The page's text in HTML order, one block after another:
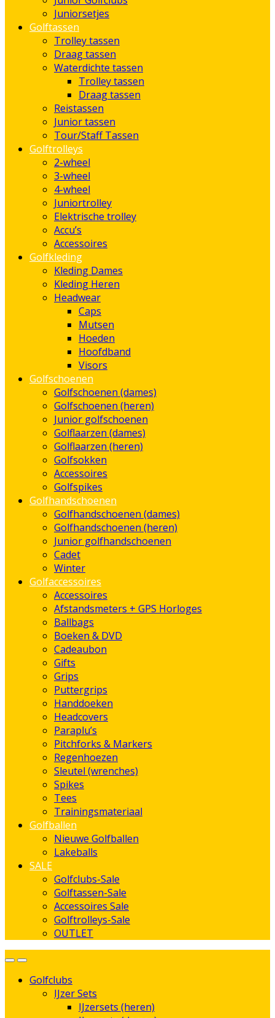
Juniorsetjes
Golftassen
Trolley tassen
Draag tassen
Waterdichte tassen
Trolley tassen
Draag tassen
Reistassen
Junior tassen
Tour/Staff Tassen
Golftrolleys
2-wheel
3-wheel
4-wheel
Juniortrolley
Elektrische trolley
Accu’s
Accessoires
Golfkleding
Kleding Dames
Kleding Heren
Headwear
Caps
Mutsen
Hoeden
Hoofdband
Visors
Golfschoenen
Golfschoenen (dames)
Golfschoenen (heren)
Junior golfschoenen
Golflaarzen (dames)
Golflaarzen (heren)
Golfsokken
Accessoires
Golfspikes
Golfhandschoenen
Golfhandschoenen (dames)
Golfhandschoenen (heren)
Junior golfhandschoenen
Cadet
Winter
Golfaccessoires
Accessoires
Afstandsmeters + GPS Horloges
Ballbags
Boeken & DVD
Cadeaubon
Gifts
Grips
Puttergrips
Handdoeken
Headcovers
Paraplu’s
Pitchforks & Markers
Regenhoezen
Sleutel (wrenches)
Spikes
Tees
Trainingsmateriaal
Golfballen
Nieuwe Golfballen
Lakeballs
SALE
Golfclubs-Sale
Golftassen-Sale
Accessoires Sale
Golftrolleys-Sale
OUTLET
Golfclubs
IJzer Sets
IJzersets (heren)